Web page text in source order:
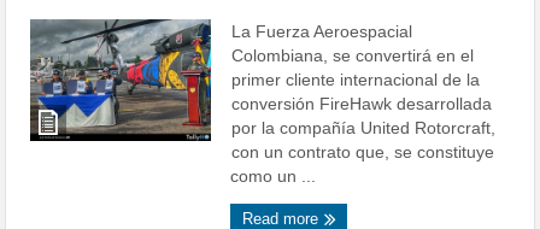
La Fuerza Aeroespacial
Colombiana, se convertirá en el
primer cliente internacional de la
conversión FireHawk desarrollada
por la compañía United Rotorcraft,
con un contrato que, se constituye
como un ...
Read more